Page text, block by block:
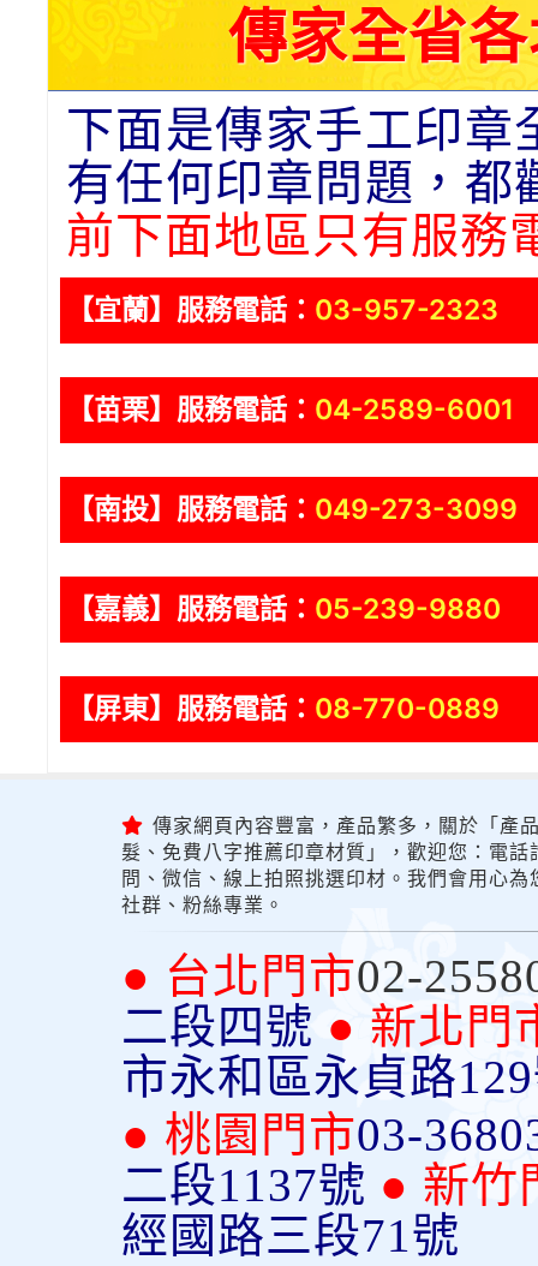
傳家全省
下面是傳家手工印章
有任何印章問題，都
前下面地區只有服務
【宜蘭】服務電話： 03-957-2323
【苗栗】服務電話： 04-2589-6001
【南投】服務電話： 049-273-3099
【嘉義】服務電話： 05-239-9880
【屏東】服務電話： 08-770-0889
傳家網頁內容豐富，產品繁多，關於「產
髮、免費八字推薦印章材質」，歡迎您：電
問、微信、線上拍照挑選印材。我們會用心
社群、粉絲專業。
● 台北門市02-
二段四號 ● 新北門
市永和區永貞路
● 桃園門市03-
二段1137號 ● 新竹
經國路三段71號